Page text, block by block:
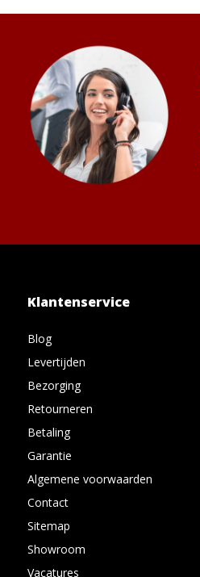
Klantenservice
Blog
Levertijden
Bezorging
Retourneren
Betaling
Garantie
Algemene voorwaarden
Contact
Sitemap
Showroom
Vacatures